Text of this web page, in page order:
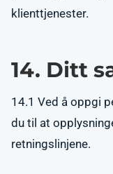
klienttjenester.
14. Ditt
14.1 Ved å oppgi
du til at
retningslinjene.